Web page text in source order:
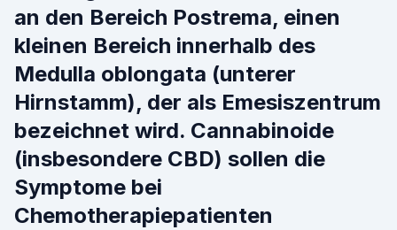
an den Bereich Postrema, einen
kleinen Bereich innerhalb des
Medulla oblongata (unterer
Hirnstamm), der als Emesiszentrum
bezeichnet wird. Cannabinoide
(insbesondere CBD) sollen die
Symptome bei
Chemotherapiepatienten